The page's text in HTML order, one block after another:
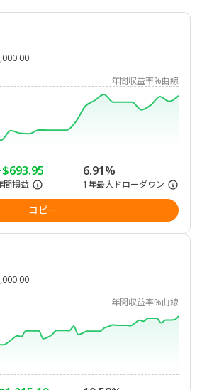
年間収益率%曲線
間損益
6.91%
1年最大ドローダウン
コピー
年間収益率%曲線